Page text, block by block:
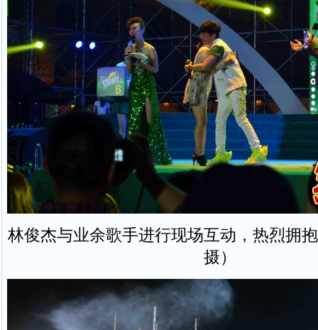
林俊杰与业余歌手进行现场互动，热烈拥
摄）